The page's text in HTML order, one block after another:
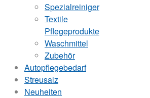
Spezialreiniger
Textile
Pflegeprodukte
Waschmittel
Zubehör
Autopflegebedarf
Streusalz
Neuheiten